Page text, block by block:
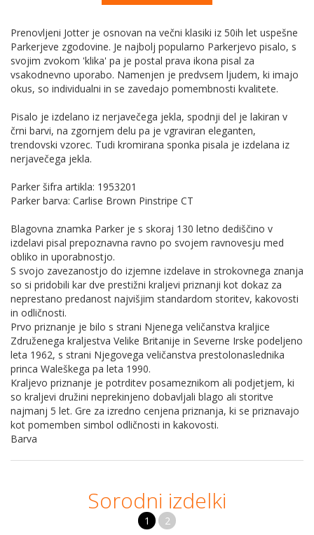
Prenovljeni Jotter je osnovan na večni klasiki iz 50ih let uspešne
Parkerjeve zgodovine. Je najbolj popularno Parkerjevo pisalo, s
svojim zvokom 'klika' pa je postal prava ikona pisal za
vsakodnevno uporabo. Namenjen je predvsem ljudem, ki imajo
okus, so individualni in se zavedajo pomembnosti kvalitete.
Pisalo je izdelano iz nerjavečega jekla, spodnji del je lakiran v
črni barvi, na zgornjem delu pa je vgraviran eleganten,
trendovski vzorec. Tudi kromirana sponka pisala je izdelana iz
nerjavečega jekla.
Parker šifra artikla: 1953201
Parker barva: Carlise Brown Pinstripe CT
Blagovna znamka Parker je s skoraj 130 letno dediščino v
izdelavi pisal prepoznavna ravno po svojem ravnovesju med
obliko in uporabnostjo.
S svojo zavezanostjo do izjemne izdelave in strokovnega znanja
so si pridobili kar dve prestižni kraljevi priznanji kot dokaz za
neprestano predanost najvišjim standardom storitev, kakovosti
in odličnosti.
Prvo priznanje je bilo s strani Njenega veličanstva kraljice
Združenega kraljestva Velike Britanije in Severne Irske podeljeno
leta 1962, s strani Njegovega veličanstva prestolonaslednika
princa Waleškega pa leta 1990.
Kraljevo priznanje je potrditev posameznikom ali podjetjem, ki
so kraljevi družini neprekinjeno dobavljali blago ali storitve
najmanj 5 let. Gre za izredno cenjena priznanja, ki se priznavajo
kot pomemben simbol odličnosti in kakovosti.
Barva
Sorodni izdelki
1 2